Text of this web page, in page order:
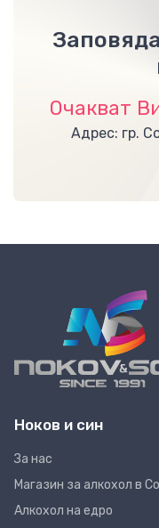
Очакват
Адрес: гр.
Ноков и син
За нас
Магазин за алкохол в
Алкохол на едро